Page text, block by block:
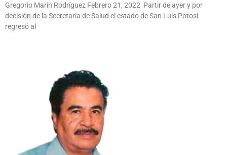
Gregorio Marín Rodríguez Febrero 21, 2022 Partir de ayer y por
decisión de la Secretaría de Salud el estado de San Luis Potosí
regresó al